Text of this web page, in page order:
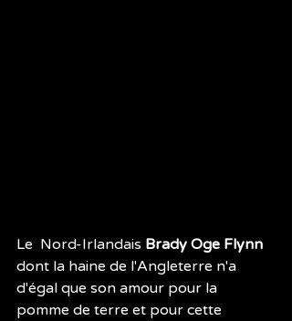
Le  Nord-Irlandais Brady Oge Flynn
dont la haine de l'Angleterre n'a
d'égal que son amour pour la
pomme de terre et pour cette